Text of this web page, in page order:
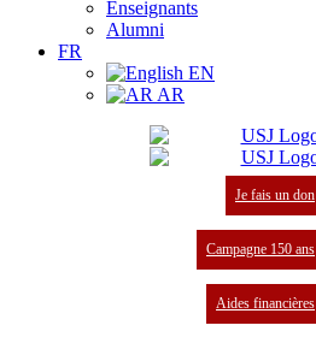
Enseignants
Alumni
FR
EN
AR
Je fais un don
Campagne 150 ans
Aides financières